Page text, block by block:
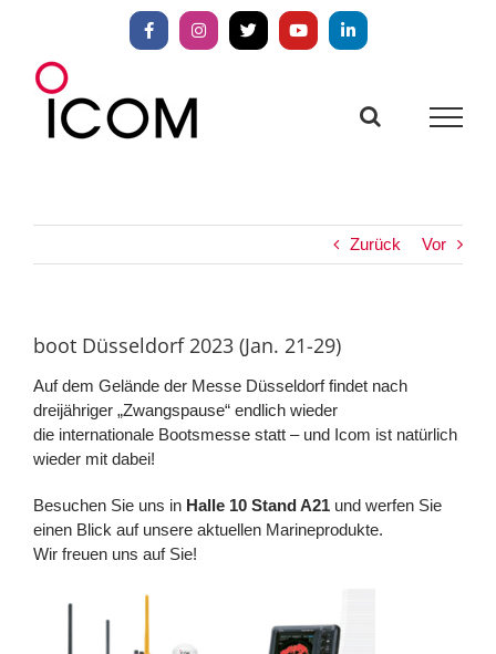
springen
FacebookInstagram
X YouTubeLinkedIn
Zurück Vor
boot Düsseldorf 2023 (Jan. 21-29)
Auf dem Gelände der Messe Düsseldorf findet nach
dreijähriger „Zwangspause“ endlich wieder
die internationale Bootsmesse statt – und Icom ist natürlich
wieder mit dabei!
Besuchen Sie uns in Halle 10 Stand A21 und werfen Sie
einen Blick auf unsere aktuellen Marineprodukte.
Wir freuen uns auf Sie!